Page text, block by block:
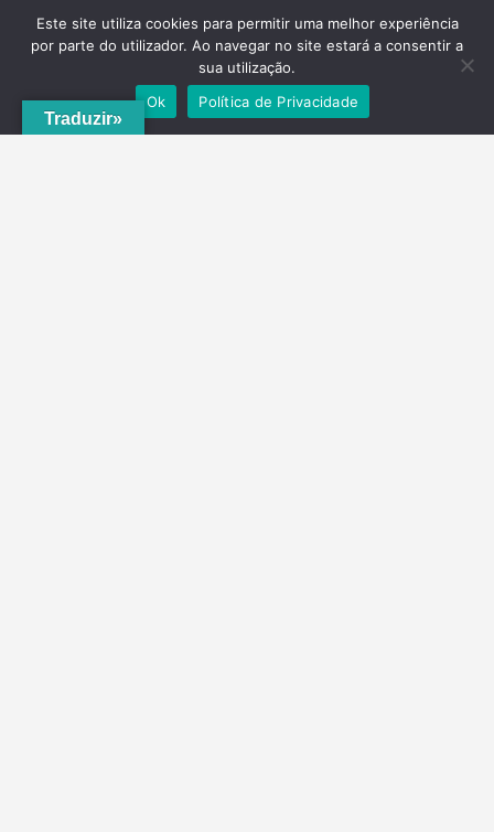
Traduzir»
Este site utiliza cookies para permitir uma melhor experiência
por parte do utilizador. Ao navegar no site estará a consentir a
sua utilização.
Ok
Política de Privacidade